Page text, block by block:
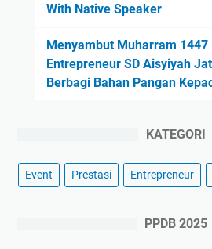
With Native Speaker
Menyambut Muharram 1447
Entrepreneur SD Aisyiyah
Berbagi Bahan Pangan
KATEGORI
Event Prestasi Entrepreneur
PPDB 2025